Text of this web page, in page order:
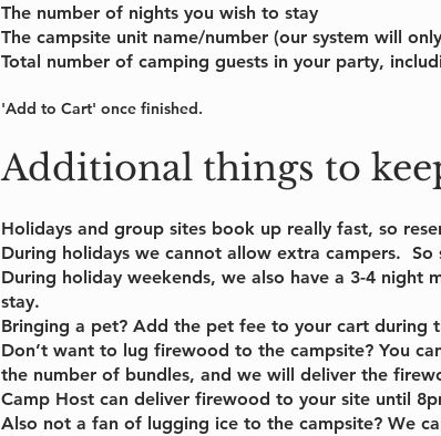
The number of nights you wish to stay
The campsite unit name/number (our system will
Total number of camping guests in your party,
'Add to Cart' once finished.
Additional things to
Holidays and group sites book up really fast, so
During holidays we cannot allow extra campers. So
During holiday weekends, we also have a 3-4 night
stay.
Bringing a pet? Add the pet fee to your cart during
Don’t want to lug firewood to the campsite? You
the number of bundles, and we will deliver the
Camp Host can deliver firewood to your site until
Also not a fan of lugging ice to the campsite? We